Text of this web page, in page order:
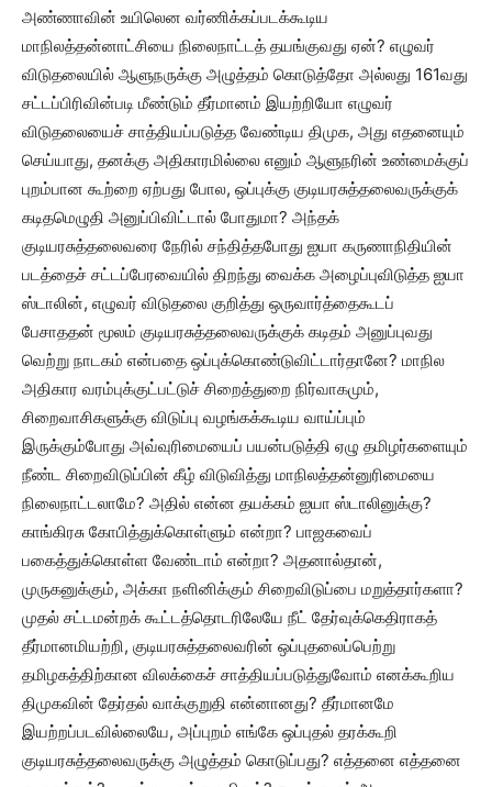
அண்ணாவின் உயிலென வர்ணிக்கப்படக்கூடிய
மாநிலத்தன்னாட்சியை நிலைநாட்டத் தயங்குவது ஏன்? எழுவர்
விடுதலையில் ஆளுநருக்கு அழுத்தம் கொடுத்தோ அல்லது 161வது
சட்டப்பிரிவின்படி மீண்டும் தீர்மானம் இயற்றியோ எழுவர்
விடுதலையைச் சாத்தியப்படுத்த வேண்டிய திமுக, அது எதனையும்
செய்யாது, தனக்கு அதிகாரமில்லை எனும் ஆளுநரின் உண்மைக்குப்
புறம்பான கூற்றை ஏற்பது போல, ஒப்புக்கு குடியரசுத்தலைவருக்குக்
கடிதமெழுதி அனுப்பிவிட்டால் போதுமா? அந்தக்
குடியரசுத்தலைவரை நேரில் சந்தித்தபோது ஐயா கருணாநிதியின்
படத்தைச் சட்டப்பேரவையில் திறந்து வைக்க அழைப்புவிடுத்த ஐயா
ஸ்டாலின், எழுவர் விடுதலை குறித்து ஒருவார்த்தைகூடப்
பேசாததன் மூலம் குடியரசுத்தலைவருக்குக் கடிதம் அனுப்புவது
வெற்று நாடகம் என்பதை ஒப்புக்கொண்டுவிட்டார்தானே? மாநில
அதிகார வரம்புக்குட்பட்டுச் சிறைத்துறை நிர்வாகமும்,
சிறைவாசிகளுக்கு விடுப்பு வழங்கக்கூடிய வாய்ப்பும்
இருக்கும்போது அவ்வுரிமையைப் பயன்படுத்தி ஏழு தமிழர்களையும்
நீண்ட சிறைவிடுப்பின் கீழ் விடுவித்து மாநிலத்தன்னுரிமையை
நிலைநாட்டலாமே? அதில் என்ன தயக்கம் ஐயா ஸ்டாலினுக்கு?
காங்கிரசு கோபித்துக்கொள்ளும் என்றா? பாஜகவைப்
பகைத்துக்கொள்ள வேண்டாம் என்றா? அதனால்தான்,
முருகனுக்கும், அக்கா நளினிக்கும் சிறைவிடுப்பை மறுத்தார்களா?
முதல் சட்டமன்றக் கூட்டத்தொடரிலேயே நீட் தேர்வுக்கெதிராகத்
தீர்மானமியற்றி, குடியரசுத்தலைவரின் ஒப்புதலைப்பெற்று
தமிழகத்திற்கான விலக்கைச் சாத்தியப்படுத்துவோம் எனக்கூறிய
திமுகவின் தேர்தல் வாக்குறுதி என்னானது? தீர்மானமே
இயற்றப்படவில்லையே, அப்புறம் எங்கே ஒப்புதல் தரக்கூறி
குடியரசுத்தலைவருக்கு அழுத்தம் கொடுப்பது? எத்தனை எத்தனை